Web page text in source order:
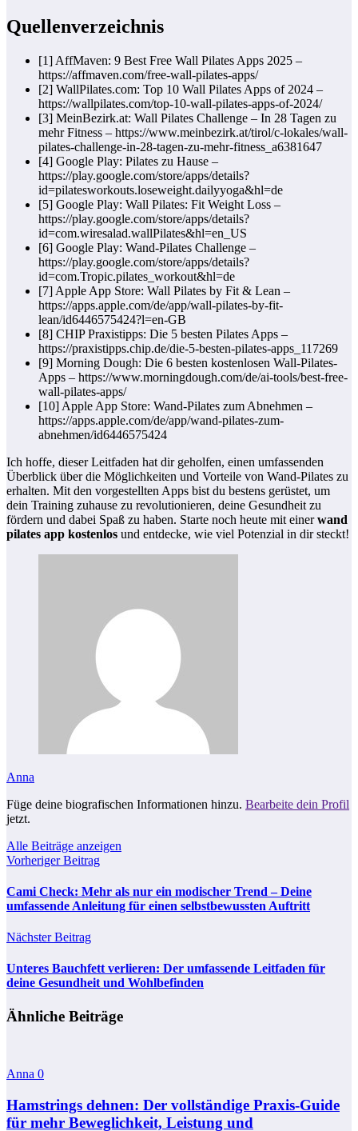
Quellenverzeichnis
[1] AffMaven: 9 Best Free Wall Pilates Apps 2025 –
https://affmaven.com/free-wall-pilates-apps/
[2] WallPilates.com: Top 10 Wall Pilates Apps of 2024 –
https://wallpilates.com/top-10-wall-pilates-apps-of-2024/
[3] MeinBezirk.at: Wall Pilates Challenge – In 28 Tagen zu
mehr Fitness – https://www.meinbezirk.at/tirol/c-lokales/wall-
pilates-challenge-in-28-tagen-zu-mehr-fitness_a6381647
[4] Google Play: Pilates zu Hause –
https://play.google.com/store/apps/details?
id=pilatesworkouts.loseweight.dailyyoga&hl=de
[5] Google Play: Wall Pilates: Fit Weight Loss –
https://play.google.com/store/apps/details?
id=com.wiresalad.wallPilates&hl=en_US
[6] Google Play: Wand-Pilates Challenge –
https://play.google.com/store/apps/details?
id=com.Tropic.pilates_workout&hl=de
[7] Apple App Store: Wall Pilates by Fit & Lean –
https://apps.apple.com/de/app/wall-pilates-by-fit-
lean/id6446575424?l=en-GB
[8] CHIP Praxistipps: Die 5 besten Pilates Apps –
https://praxistipps.chip.de/die-5-besten-pilates-apps_117269
[9] Morning Dough: Die 6 besten kostenlosen Wall-Pilates-
Apps – https://www.morningdough.com/de/ai-tools/best-free-
wall-pilates-apps/
[10] Apple App Store: Wand-Pilates zum Abnehmen –
https://apps.apple.com/de/app/wand-pilates-zum-
abnehmen/id6446575424
Ich hoffe, dieser Leitfaden hat dir geholfen, einen umfassenden
Überblick über die Möglichkeiten und Vorteile von Wand-Pilates zu
erhalten. Mit den vorgestellten Apps bist du bestens gerüstet, um
dein Training zuhause zu revolutionieren, deine Gesundheit zu
fördern und dabei Spaß zu haben. Starte noch heute mit einerwand
pilates app kostenlos und entdecke, wie viel Potenzial in dir steckt!
Anna
Füge deine biografischen Informationen hinzu. Bearbeite dein Profil
jetzt.
Alle Beiträge anzeigen
Vorheriger Beitrag
Cami Check: Mehr als nur ein modischer Trend – Deine
umfassende Anleitung für einen selbstbewussten Auftritt
Nächster Beitrag
Unteres Bauchfett verlieren: Der umfassende Leitfaden für
deine Gesundheit und Wohlbefinden
Ähnliche Beiträge
Anna 0
Hamstrings dehnen: Der vollständige Praxis-Guide
für mehr Beweglichkeit, Leistung und